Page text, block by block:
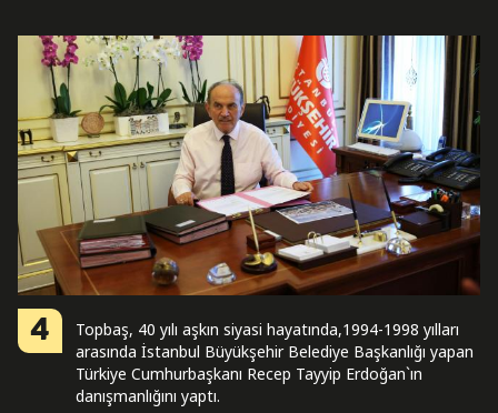
4
Topbaş, 40 yılı aşkın siyasi hayatında,1994-1998 yılları
arasında İstanbul Büyükşehir Belediye Başkanlığı yapan
Türkiye Cumhurbaşkanı Recep Tayyip Erdoğan`ın
danışmanlığını yaptı.